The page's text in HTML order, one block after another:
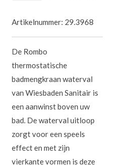
Artikelnummer: 29.3968
De Rombo
thermostatische
badmengkraan waterval
van Wiesbaden Sanitair is
een aanwinst boven uw
bad. De waterval uitloop
zorgt voor een speels
effect en met zijn
vierkante vormen is deze